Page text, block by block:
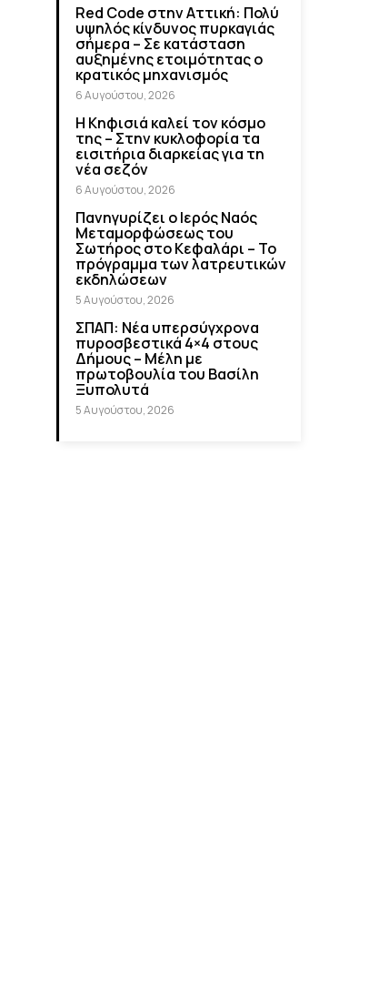
Red Code στην Αττική: Πολύ
υψηλός κίνδυνος πυρκαγιάς
σήμερα – Σε κατάσταση
αυξημένης ετοιμότητας ο
κρατικός μηχανισμός
6 Αυγούστου, 2026
Η Κηφισιά καλεί τον κόσμο
της – Στην κυκλοφορία τα
εισιτήρια διαρκείας για τη
νέα σεζόν
6 Αυγούστου, 2026
Πανηγυρίζει ο Ιερός Ναός
Μεταμορφώσεως του
Σωτήρος στο Κεφαλάρι – Το
πρόγραμμα των λατρευτικών
εκδηλώσεων
5 Αυγούστου, 2026
ΣΠΑΠ: Νέα υπερσύγχρονα
πυροσβεστικά 4×4 στους
Δήμους – Μέλη με
πρωτοβουλία του Βασίλη
Ξυπολυτά
5 Αυγούστου, 2026